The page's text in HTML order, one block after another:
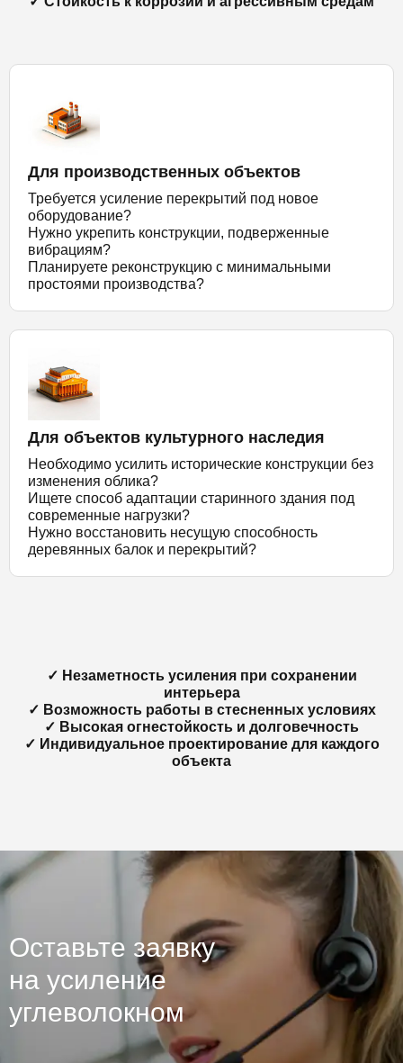
Для производственных объектов
Требуется усиление перекрытий под новое
оборудование?
Нужно укрепить конструкции, подверженные
вибрациям?
Планируете реконструкцию с минимальными
простоями производства?
Для объектов культурного наследия
Необходимо усилить исторические конструкции без
изменения облика?
Ищете способ адаптации старинного здания под
современные нагрузки?
Нужно восстановить несущую способность
деревянных балок и перекрытий?
✓ Незаметность усиления при сохранении
интерьера
✓ Возможность работы в стесненных условиях
✓ Высокая огнестойкость и долговечность
✓ Индивидуальное проектирование для каждого
объекта
Оставьте заявку
на усиление
углеволокном